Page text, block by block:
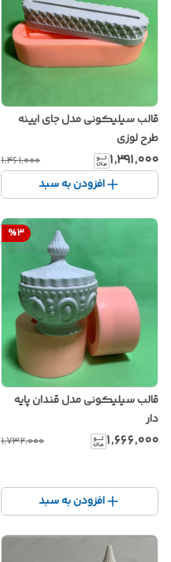
قالب سیلیکونی مدل جای ایینه
طرح لوزی
۱٬۳۹۱٬۰۰۰ ۱٬۴۶۱٬۰۰۰
افزودن به سبد
%3
قالب سیلیکونی مدل قندان پایه
دار
۱٬۶۶۶٬۰۰۰ ۱٬۷۳۲٬۰۰۰
افزودن به سبد